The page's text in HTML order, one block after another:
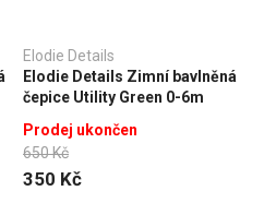
Elodie Details
Elodie Details Zimní bavlněná
čepice Utility Green 0-6m
650 Kč
350 Kč
Prodej ukončen